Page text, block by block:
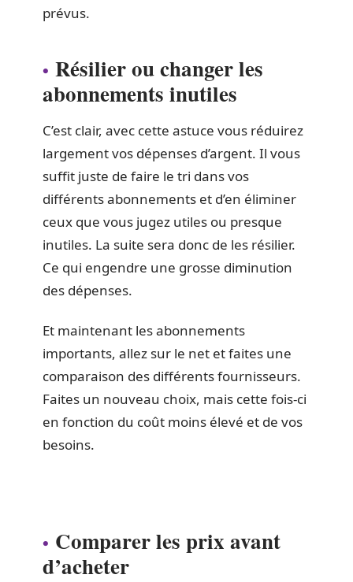
prévus.
Résilier ou changer les
abonnements inutiles
C’est clair, avec cette astuce vous réduirez
largement vos dépenses d’argent. Il vous
suffit juste de faire le tri dans vos
différents abonnements et d’en éliminer
ceux que vous jugez utiles ou presque
inutiles. La suite sera donc de les résilier.
Ce qui engendre une grosse diminution
des dépenses.
Et maintenant les abonnements
importants, allez sur le net et faites une
comparaison des différents fournisseurs.
Faites un nouveau choix, mais cette fois-ci
en fonction du coût moins élevé et de vos
besoins.
Comparer les prix avant
d’acheter